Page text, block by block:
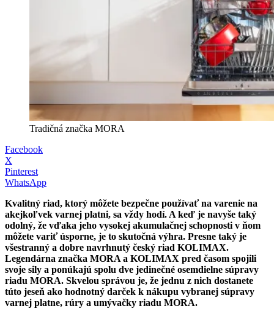
Tradičná značka MORA
Facebook
X
Pinterest
WhatsApp
Kvalitný riad, ktorý môžete bezpečne používať na varenie na
akejkoľvek varnej platni, sa vždy hodí. A keď je navyše taký
odolný, že vďaka jeho vysokej akumulačnej schopnosti v ňom
môžete variť úsporne, je to skutočná výhra. Presne taký je
všestranný a dobre navrhnutý český riad KOLIMAX.
Legendárna značka MORA a KOLIMAX pred časom spojili
svoje sily a ponúkajú spolu dve jedinečné osemdielne súpravy
riadu MORA. Skvelou správou je, že jednu z nich dostanete
túto jeseň ako hodnotný darček k nákupu vybranej súpravy
varnej platne, rúry a umývačky riadu MORA.